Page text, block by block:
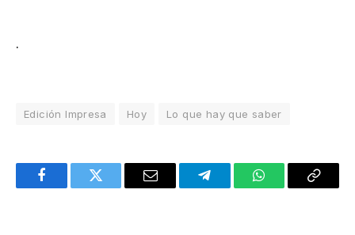
.
Edición Impresa Hoy Lo que hay que saber
FacebookTwitter Email TelegramWhatsAppCopy